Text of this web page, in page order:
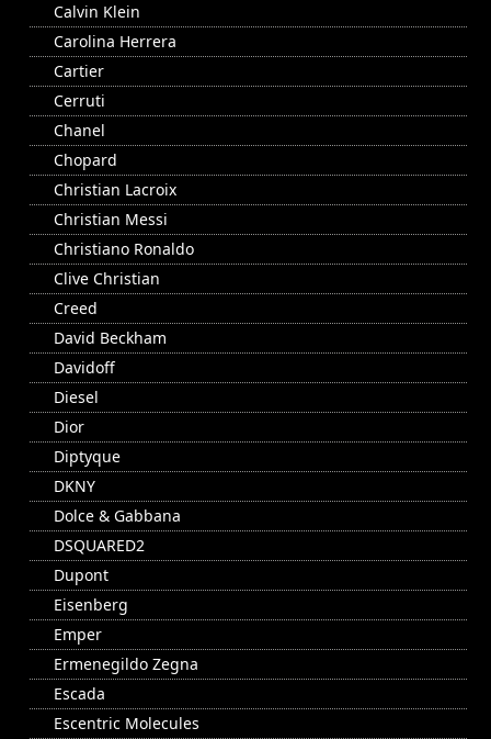
Calvin Klein
Carolina Herrera
Cartier
Cerruti
Chanel
Chopard
Christian Lacroix
Christian Messi
Christiano Ronaldo
Clive Christian
Creed
David Beckham
Davidoff
Diesel
Dior
Diptyque
DKNY
Dolce & Gabbana
DSQUARED2
Dupont
Eisenberg
Emper
Ermenegildo Zegna
Escada
Escentric Molecules